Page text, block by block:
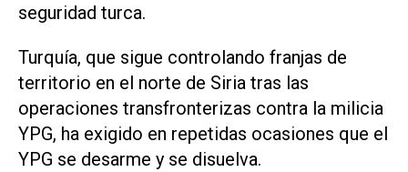
seguridad turca.
Turquía, que sigue controlando franjas de
territorio en el norte de Siria tras las
operaciones transfronterizas contra la milicia
YPG, ha exigido en repetidas ocasiones que el
YPG se desarme y se disuelva.